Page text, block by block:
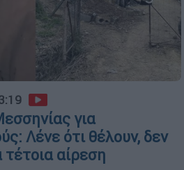
για
Λένε ότι θέλουν, δεν
αίρεση